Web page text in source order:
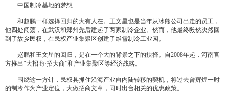
中国制冷基地的梦想
和赵鹏一样选择回归的大有人在。王文星也是当年从冰熊公司出走的员工，
他四处闯荡，在武汉和郑州先后建起了两家制冷企业。然而，他最终毅然决然回
到了故乡民权，在民权产业集聚区创建了维雪制冷工业园。
赵鹏和王文星的回归，是在一个大的背景之下的抉择。自2008年起，河南官
方推出“大招商·招大商”和产业集聚区等经济战略。
围绕这一方针，民权县抓住沿海产业向内陆转移的契机，将过去曾辉煌一时
的制冷作为产业定位，大做招商文章，同时出台相关的优惠政策。